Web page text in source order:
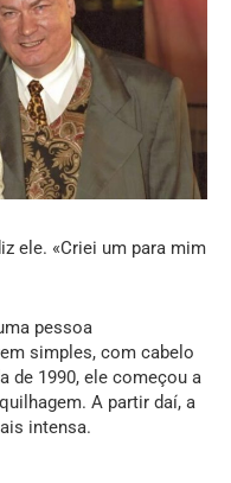
ele. «Criei um para mim
pessoa
simples, com cabelo
de 1990, ele começou a
A partir daí, a
intensa.